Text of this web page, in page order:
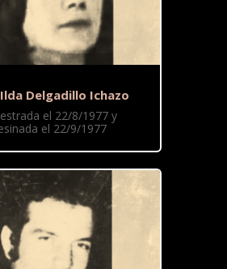
Delgadillo Ichazo
el 22/8/1977 y
el 22/9/1977